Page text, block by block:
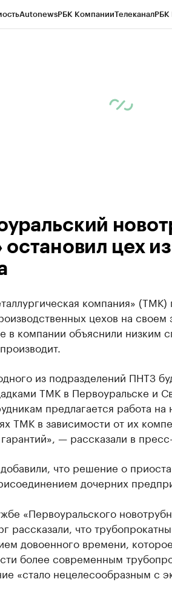
AutonewsРБК КомпанииТелеканалРБК
остановил цех
компания» (ТМК)
цехов на своем
в компании объяснили низким
из подразделений ПНТЗ
ТМК в Первоуральске и
предлагается работа на
ТМК в зависимости от их
— рассказали в
что решение о
дочерних
«Первоуральского
рассказали, что
довоенного времени,
более современным
«стало нецелесообразным с